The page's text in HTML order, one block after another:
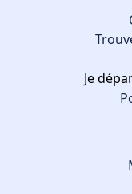
Je